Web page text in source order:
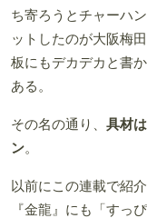
ち寄ろうとチャーハ
ットしたのが大阪梅
板にもデカデカと書
ある。
その名の通り、 具材
ン。
以前にこの連載で紹
『金龍』にも「すっ